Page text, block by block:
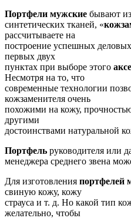
Портфели мужские бывают из
синтетических тканей, «
рассчитываете на
построение успешных
первых двух
пунктах при выборе этого
Несмотря на то, что
современные технологии
кожзаменителя очень
похожими на кожу,
другими
достоинствами натуральной
Портфель руководителя или
менеджера среднего звена
Для изготовления портфелей
свиную кожу, кожу
страуса и т. д. Но какой тип
желательно, чтобы